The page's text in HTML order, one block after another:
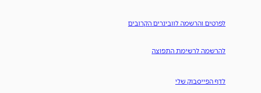
לפרטים והרשמה לוובינרים הקרובים
להרשמה לרשימת התפוצה
לדף הפייסבוק שלי